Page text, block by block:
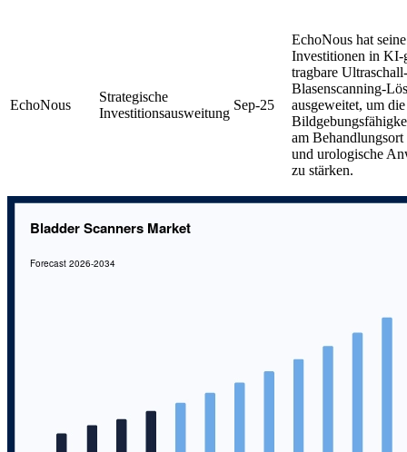
EchoNous
Strategische
Investitionsausweitung
Sep-25
EchoNous hat seine
Investitionen in KI-
tragbare
Blasenscanning-
ausgeweitet, um die
am
und urologische
zu stärken.